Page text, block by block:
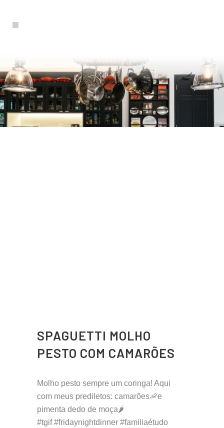
SPAGUETTI MOLHO
PESTO COM CAMARÕES
Molho pesto sempre um coringa! Aqui
com meus prediletos: camarões🦐e
pimenta dedo de moça🌶
#tgif #fridaynightdinner #familiaétudo